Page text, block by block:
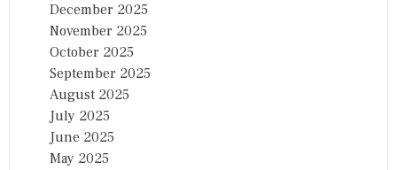
December 2025
November 2025
October 2025
September 2025
August 2025
July 2025
June 2025
May 2025